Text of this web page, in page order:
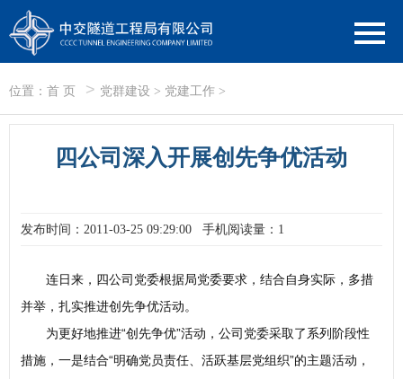
位置： 首 页 > 党群建设 > 党建工作 >
四公司深入开展创先争优活动
发布时间：2011-03-25 09:29:00 手机阅读量：1
连日来，四公司党委根据局党委要求，结合自身实际，多措
并举，扎实推进创先争优活动。
为更好地推进“创先争优”活动，公司党委采取了系列阶段性
措施，一是结合“明确党员责任、活跃基层党组织”的主题活动，